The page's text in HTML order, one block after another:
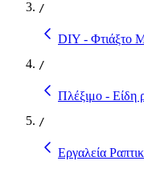
/
DIY - Φτιάξτο
/
Πλέξιμο - Είδη
/
Εργαλεία